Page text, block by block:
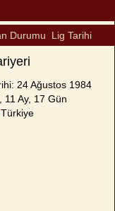
Durumu Lig Tarihi
24 Ağustos 1984
11 Ay, 17 Gün
Türkiye